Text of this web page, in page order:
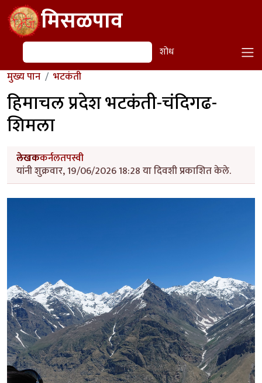
Skip to main contentमिसळपाव
शोध शोध
मुख्य पान भटकंती
हिमाचल प्रदेश भटकंती-चंदिगढ-
शिमला
लेखककर्नलतपस्वी
यांनी शुक्रवार, 19/06/2026 18:28 या दिवशी प्रकाशित केले.